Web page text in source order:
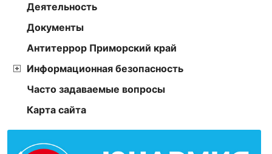
Деятельность
Документы
Антитеррор Приморский край
Информационная безопасность
Часто задаваемые вопросы
Карта сайта